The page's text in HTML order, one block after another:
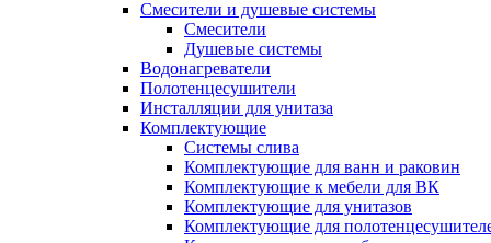
Смесители и душевые системы
Смесители
Душевые системы
Водонагреватели
Полотенцесушители
Инсталляции для унитаза
Комплектующие
Системы слива
Комплектующие для ванн и раковин
Комплектующие к мебели для ВК
Комплектующие для унитазов
Комплектующие для